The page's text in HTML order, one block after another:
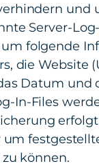
und
Server-
folgende
die Website
Datum und
In-Files
können.